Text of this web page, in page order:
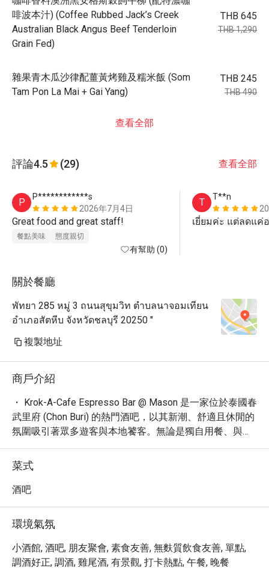
啡波本汁) (Coffee Rubbed Jack’s Creek
Australian Black Angus Beef Tenderloin
Grain Fed)
THB 645
THB 1,290
雜果青木瓜沙律配薑黃烤雞及糯米飯 (Som
Tam Pon La Mai + Gai Yang)
THB 245
THB 490
查看全部
評論4.5 (29) 查看全部
P
P************s
2026年7月4日
Great food and great staff!
餐點美味 態度親切
有幫助 (0)
T
T**n
เยี่ยมค่ะ แต่ลดแค่
關於餐廳
พัทยา 285 หมู่ 3 ถนนสุขุมวิท ตำบลนาจอมเทียน
อำเภอสัตหีบ จังหวัดชลบุรี 20250 "
複製地址
商戶介紹
・ Krok-A-Cafe Espresso Bar @ Mason 是一家位於泰國春
武里府 (Chon Buri) 的熱門酒吧，以其新潮、舒適且休閒的
氛圍吸引著眾多遊客與本地饕客。無論是獨自用餐、與朋
友小聚，或是尋求放鬆的夜晚，這裡都是理想的選擇。
・ 我們的菜單提供各式精緻的吧台餐點、烈酒、啤酒、葡
萄酒以及創意雞尾酒，滿足您不同的味蕾享受。餐廳提供
舒適的室外座位區，讓您在輕鬆的環境中品味美酒佳餚，
・ Krok-A-Cafe Espresso Bar @ Mason 鄰近眾多景點，並
提供免費停車場，讓您的旅程更加順遂。我們樂於接受訂
位，確保您能在此度過愉快的時光。
・ 透過 Eatigo 預訂 Krok-A-Cafe Espresso Bar @
菜式
酒吧
環境氣氛
小酒館, 酒吧, 朋友聚會, 素食友善, 無麩質飲食友善, 單點,
調酒好正, 調酒, 雞尾酒, 有景觀, 打卡熱點, 午餐, 晚餐